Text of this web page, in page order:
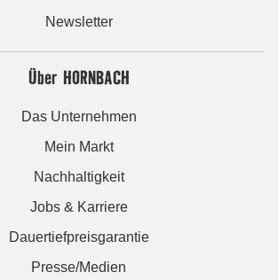
Newsletter
Über HORNBACH
Das Unternehmen
Mein Markt
Nachhaltigkeit
Jobs & Karriere
Dauertiefpreisgarantie
Presse/Medien